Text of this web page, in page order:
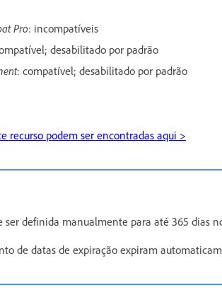
Pro: incompatíveis
desabilitado por padrão
: compatível; desabilitado por padrão
recurso podem ser encontradas aqui >
ser definida manualmente para até 365 dias
de datas de expiração expiram